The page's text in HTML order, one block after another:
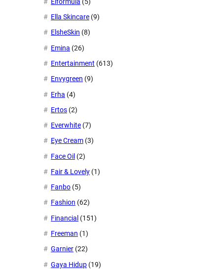
Ella Skincare (9)
ElsheSkin (8)
Emina (26)
Entertainment (613)
Envygreen (9)
Erha (4)
Ertos (2)
Everwhite (7)
Eye Cream (3)
Face Oil (2)
Fair & Lovely (1)
Fanbo (5)
Fashion (62)
Financial (151)
Freeman (1)
Garnier (22)
Gaya Hidup (19)